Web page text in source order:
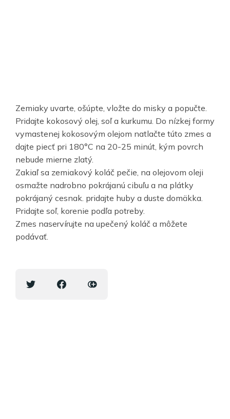
Zemiaky uvarte, ošúpte, vložte do misky a popučte.
Pridajte kokosový olej, soľ a kurkumu. Do nízkej formy
vymastenej kokosovým olejom natlačte túto zmes a
dajte piecť pri 180°C na 20-25 minút, kým povrch
nebude mierne zlatý.
Zakiaľ sa zemiakový koláč pečie, na olejovom oleji
osmažte nadrobno pokrájanú cibuľu a na plátky
pokrájaný cesnak. pridajte huby a duste domäkka.
Pridajte soľ, korenie podľa potreby.
Zmes naservírujte na upečený koláč a môžete
podávať.